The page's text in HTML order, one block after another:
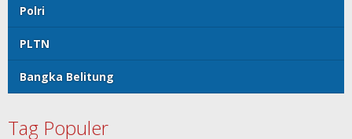
Polri
PLTN
Bangka Belitung
Tag Populer